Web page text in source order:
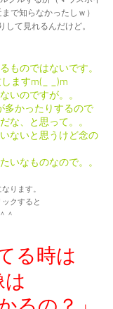
で知らなかったしｗ）
て見れるんだけど。
ものではないです。
ますm(_ _)m
いのですが。。
多かったりするので
な、と思って。。
ないと思うけど念の
いなものなので。。
ります。
クすると
＾
る時は